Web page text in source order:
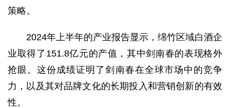
策略。
2024年上半年的产业报告显示，绵竹区域白酒企
业取得了151.8亿元的产值，其中剑南春的表现格外
抢眼。这份成绩证明了剑南春在全球市场中的竞争
力，以及其对品牌文化的长期投入和营销创新的有效
性。